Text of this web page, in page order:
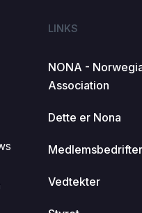
LINKS
NONA -
Association
Dette er Nona
Medlemsbedrifter
Vedtekter